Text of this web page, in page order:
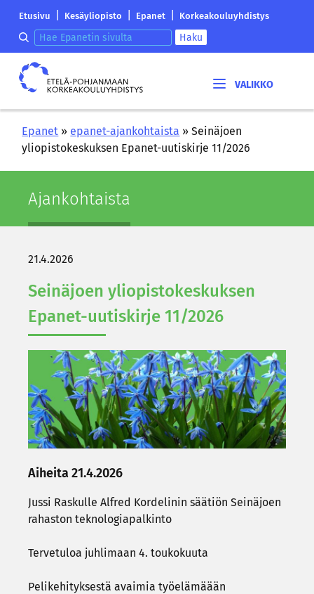
Etelä-
korkeakouluyhdistyksen
saapumissivu
Etusivu Kesäyliopisto Epanet Korkeakouluyhdistys
Hae epanetin sivulta Haku
Etelä-
Pohjanmaan
Epanet » epanet-ajankohtaista »Seinäjoen
yliopistokeskuksen Epanet-uutiskirje 11/2026
Ajan­koh­tais­ta
21.4.2026
Sei­nä­joen yli­opis­to­kes­kuk­sen
Epanet-​uutiskirje 11/2026
Aiheita 21.4.2026
Jussi Ras­kul­le Al­fred Kor­de­li­nin sää­tiön Sei­nä­joen
ra­has­ton tek­no­lo­gia­pal­kin­to
Ter­ve­tu­loa juh­li­maan 4. tou­ko­kuu­ta
Pe­li­ke­hi­tyk­ses­tä avai­mia työ­elä­määän